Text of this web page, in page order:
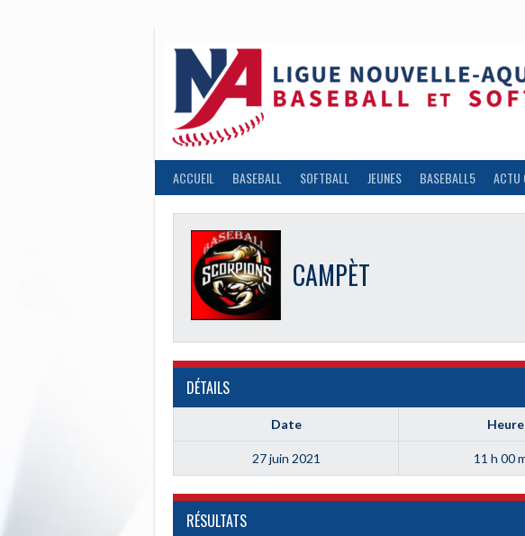
ACCUEIL BASEBALL SOFTBALL JEUNES BASEBALL5 ACTU
CAMPÈT
DÉTAILS
Date Heure
27 juin 2021 11 h 00
RÉSULTATS